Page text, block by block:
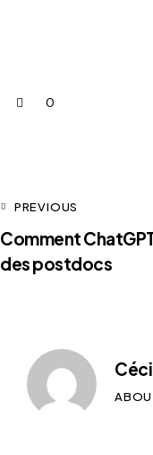
0
PREVIOUS
Comment
des postdocs